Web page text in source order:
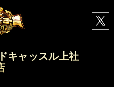
キャッスル上社